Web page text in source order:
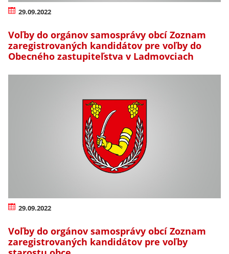
29.09.2022
Voľby do orgánov samosprávy obcí Zoznam
zaregistrovaných kandidátov pre voľby do
Obecného zastupiteľstva v Ladmovciach
29.09.2022
Voľby do orgánov samosprávy obcí Zoznam
zaregistrovaných kandidátov pre voľby